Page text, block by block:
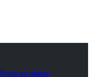
Envía un plugin